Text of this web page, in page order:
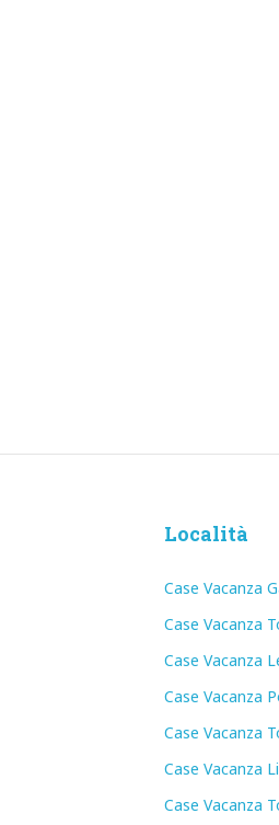
Località
Case Vacanza
Case Vacanza
Case Vacanza
Case Vacanza
Case Vacanza
Case Vacanza
Case Vacanza